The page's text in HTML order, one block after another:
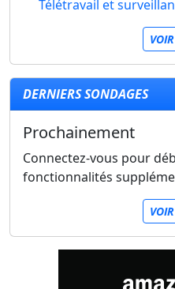
Télétravail et
DERNIERS SONDAGES
Prochainement
Connectez-vous pour
fonctionnalités